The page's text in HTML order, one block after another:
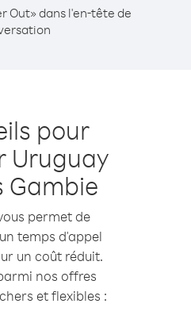
Out» dans l'en-tête de
pour
Uruguay
Gambie
permet de
temps d'appel
un coût réduit.
nos offres
et flexibles :